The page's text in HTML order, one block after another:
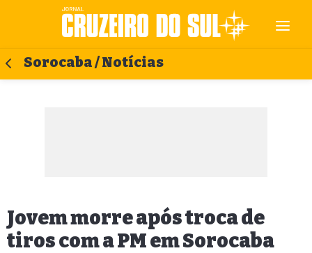
Sorocaba / Notícias
Jovem morre após troca de
tiros com a PM em Sorocaba